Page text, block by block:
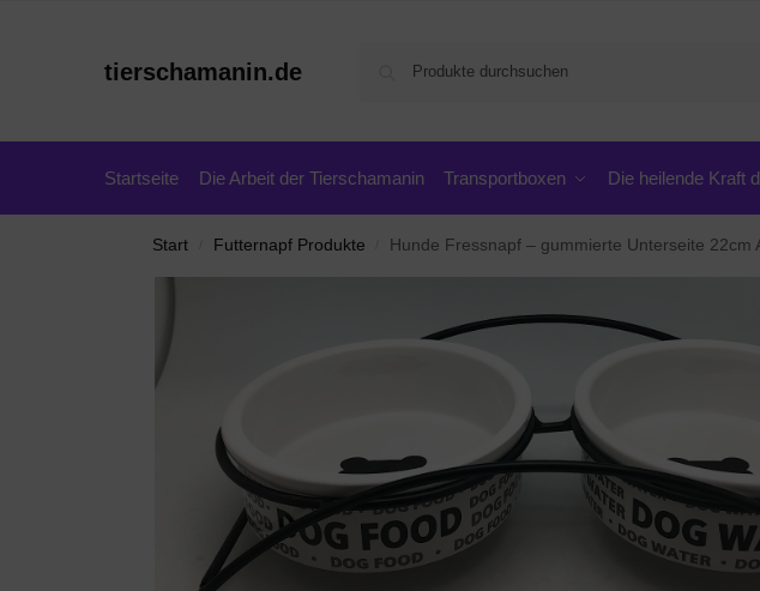
tierschamanin.de
Startseite Die Arbeit der Tierschamanin Transportboxen Die heilende Kraft
Start Futternapf Produkte Hunde Fressnapf – gummierte Unterseite